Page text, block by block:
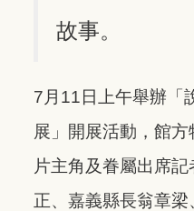
故事。
7月11日上午舉辦
展」開展活動，館
片主角及眷屬出席
正、嘉義縣長翁章